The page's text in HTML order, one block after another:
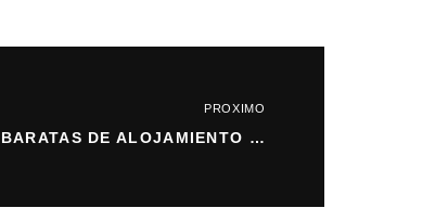
PROXIMO
ALTERNATIVAS BARATAS DE ALOJAMIENTO PARA VIAJAR